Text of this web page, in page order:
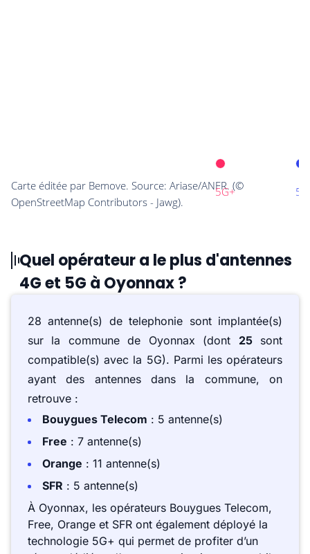
Quel opérateur a le plus d'antennes
4G et 5G à Oyonnax ?
28 antenne(s) de telephonie sont implantée(s)
sur la commune de Oyonnax (dont 25sont
compatible(s) avec la 5G). Parmi les opérateurs
ayant des antennes dans la commune, on
retrouve :
Bouygues Telecom : 5 antenne(s)
Free : 7 antenne(s)
Orange : 11 antenne(s)
SFR : 5 antenne(s)
À Oyonnax, les opérateurs Bouygues Telecom,
Free, Orange et SFR ont également déployé la
technologie 5G+ qui permet de profiter d’un